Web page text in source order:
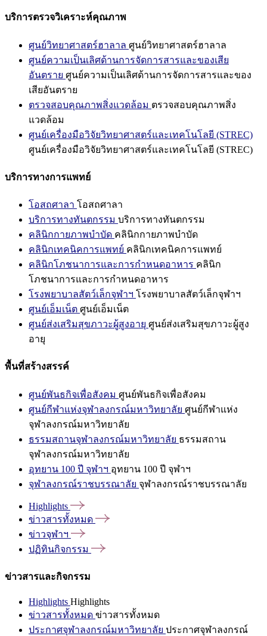
บริการตรวจวิเคราะห์คุณภาพ
ศูนย์วิทยาศาสตร์ฮาลาล ศูนย์วิทยาศาสตร์ฮาลาล
ศูนย์ความเป็นเลิศด้านการจัดการสารและของเสีย
อันตราย ศูนย์ความเป็นเลิศด้านการจัดการสารและของ
เสียอันตราย
ตรวจสอบคุณภาพสิ่งแวดล้อม ตรวจสอบคุณภาพสิ่ง
แวดล้อม
ศูนย์เครื่องมือวิจัยวิทยาศาสตร์และเทคโนโลยี (STREC)
ศูนย์เครื่องมือวิจัยวิทยาศาสตร์และเทคโนโลยี (STREC)
บริการทางการแพทย์
โอสถศาลา โอสถศาลา
บริการทางทันตกรรม บริการทางทันตกรรม
คลินิกกายภาพบำบัด คลินิกกายภาพบำบัด
คลินิกเทคนิคการแพทย์ คลินิกเทคนิคการแพทย์
คลินิกโภชนาการและการกำหนดอาหาร คลินิก
โภชนาการและการกำหนดอาหาร
โรงพยาบาลสัตว์เล็กจุฬาฯ โรงพยาบาลสัตว์เล็กจุฬาฯ
ศูนย์เอ็มเน็ต ศูนย์เอ็มเน็ต
ศูนย์ส่งเสริมสุขภาวะผู้สูงอายุ ศูนย์ส่งเสริมสุขภาวะผู้สูง
อายุ
พื้นที่สร้างสรรค์
ศูนย์พันธกิจเพื่อสังคม ศูนย์พันธกิจเพื่อสังคม
ศูนย์กีฬาแห่งจุฬาลงกรณ์มหาวิทยาลัย ศูนย์กีฬาแห่ง
จุฬาลงกรณ์มหาวิทยาลัย
ธรรมสถานจุฬาลงกรณ์มหาวิทยาลัย ธรรมสถาน
จุฬาลงกรณ์มหาวิทยาลัย
อุทยาน 100 ปี จุฬาฯ อุทยาน 100 ปี จุฬาฯ
จุฬาลงกรณ์ราชบรรณาลัย จุฬาลงกรณ์ราชบรรณาลัย
Highlights
ข่าวสารทั้งหมด
ข่าวจุฬาฯ
ปฏิทินกิจกรรม
ข่าวสารและกิจกรรม
Highlights Highlights
ข่าวสารทั้งหมด ข่าวสารทั้งหมด
ประกาศจุฬาลงกรณ์มหาวิทยาลัย ประกาศจุฬาลงกรณ์